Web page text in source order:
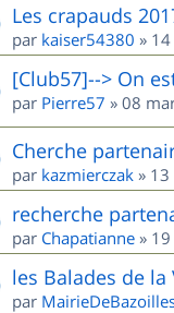
Les crapauds
par kaiser54380 »
[Club57]--> On
par Pierre57 » 08
Cherche
par kazmierczak » 13
recherche
par Chapatianne »
les Balades de
par